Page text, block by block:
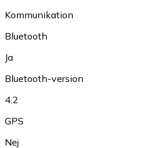
Kommunikation
Bluetooth
Ja
Bluetooth-version
4.2
GPS
Nej